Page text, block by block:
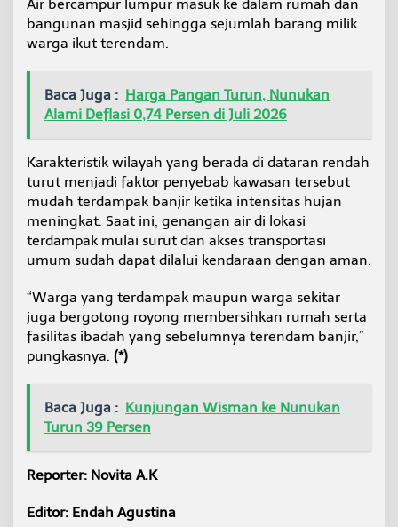
Air bercampur lumpur masuk ke dalam rumah dan
bangunan masjid sehingga sejumlah barang milik
warga ikut terendam.
Baca Juga : Harga Pangan Turun, Nunukan
Alami Deflasi 0,74 Persen di Juli 2026
Karakteristik wilayah yang berada di dataran rendah
turut menjadi faktor penyebab kawasan tersebut
mudah terdampak banjir ketika intensitas hujan
meningkat. Saat ini, genangan air di lokasi
terdampak mulai surut dan akses transportasi
umum sudah dapat dilalui kendaraan dengan aman.
“Warga yang terdampak maupun warga sekitar
juga bergotong royong membersihkan rumah serta
fasilitas ibadah yang sebelumnya terendam banjir,”
pungkasnya. (*)
Baca Juga : Kunjungan Wisman ke Nunukan
Turun 39 Persen
Reporter: Novita A.K
Editor: Endah Agustina